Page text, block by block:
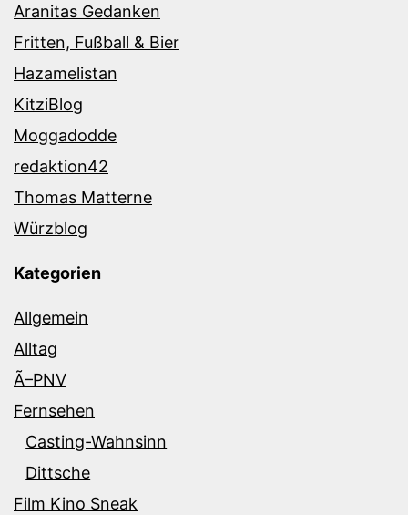
Aranitas Gedanken
Fritten, Fußball & Bier
Hazamelistan
KitziBlog
Moggadodde
redaktion42
Thomas Matterne
Würzblog
Kategorien
Allgemein
Alltag
Ã–PNV
Fernsehen
Casting-Wahnsinn
Dittsche
Film Kino Sneak